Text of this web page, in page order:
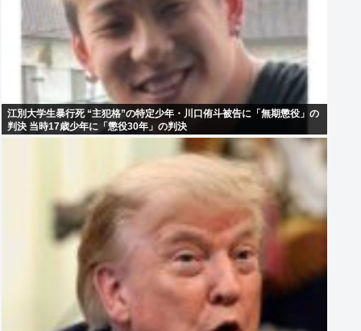
江別大学生暴行死 “主犯格”の特定少年・川口侑斗被告に「無期懲役」の
判決 当時17歳少年に「懲役30年」の判決